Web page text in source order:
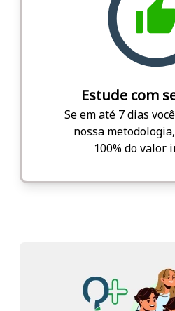
Estude com
Se em até 7 dias
nossa
100% do valor